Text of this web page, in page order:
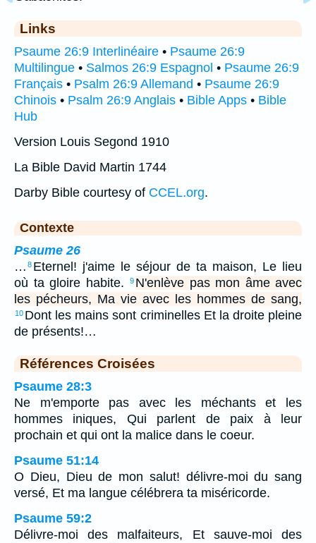
Links
Psaume 26:9 Interlinéaire • Psaume 26:9
Multilingue • Salmos 26:9 Espagnol • Psaume 26:9
Français • Psalm 26:9 Allemand • Psaume 26:9
Chinois • Psalm 26:9 Anglais • Bible Apps • Bible
Hub
Version Louis Segond 1910
La Bible David Martin 1744
Darby Bible courtesy of CCEL.org.
Contexte
Psaume 26
… 8 Eternel! j'aime le séjour de ta maison, Le lieu
où ta gloire habite.
9 N'enlève pas mon âme avec
les pécheurs, Ma vie avec les hommes de sang,
10 Dont les mains sont criminelles Et la droite pleine
de présents!…
Références Croisées
Psaume 28:3
Ne m'emporte pas avec les méchants et les
hommes iniques, Qui parlent de paix à leur
prochain et qui ont la malice dans le coeur.
Psaume 51:14
O Dieu, Dieu de mon salut! délivre-moi du sang
versé, Et ma langue célébrera ta miséricorde.
Psaume 59:2
Délivre-moi des malfaiteurs, Et sauve-moi des